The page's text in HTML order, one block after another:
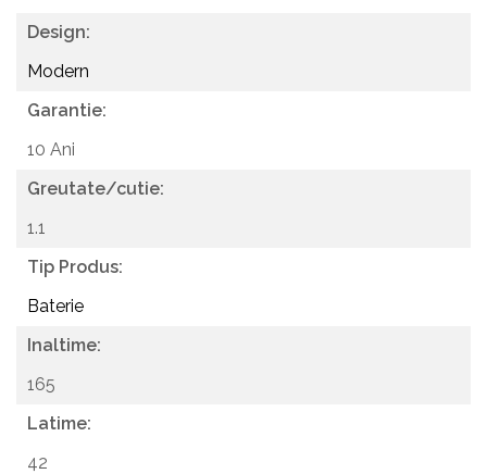
lucru: max. 1 MPa; Presiune de lucru recomandată: 0,1-
0,6 MPa; Temperatura apei calde: max. 75°C;
Temperatura apei calde recomandată: 65°C.
Design:
Modern
Garantie:
10 Ani
Greutate/cutie:
1.1
Tip Produs:
Baterie
Inaltime:
165
Latime:
42